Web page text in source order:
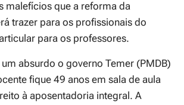
malefícios que a reforma da
trazer para os profissionais do
para os professores.
um absurdo o governo Temer (PMDB)
fique 49 anos em sala de aula
à aposentadoria integral. A